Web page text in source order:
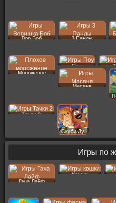
Вор Боб 3 Панды
Мороженое
Поу
Масяня
Тачки 2
Скуби Ду
Игры по
Гача Лайф
Кошки